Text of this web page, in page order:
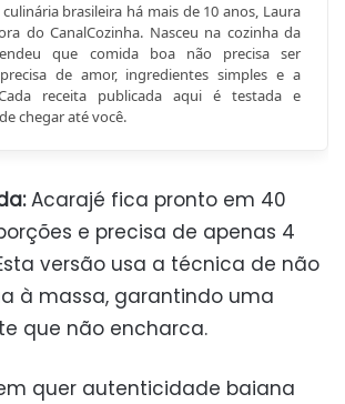
brasileira há mais de 10 anos, Laura
do CanalCozinha. Nasceu na cozinha da
que comida boa não precisa ser
de amor, ingredientes simples e a
receita publicada aqui é testada e
chegar até você.
Acarajé fica pronto em 40
e precisa de apenas 4
versão usa a técnica de não
à massa, garantindo uma
que não encharca.
quer autenticidade baiana